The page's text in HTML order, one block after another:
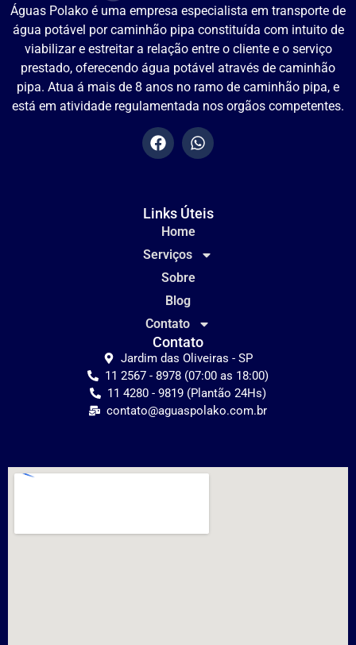
Águas Polako é uma empresa especialista em transporte de
água potável por caminhão pipa constituída com intuito de
viabilizar e estreitar a relação entre o cliente e o serviço
prestado, oferecendo água potável através de caminhão
pipa. Atua á mais de 8 anos no ramo de caminhão pipa, e
está em atividade regulamentada nos orgãos competentes.
Links Úteis
Home
Serviços
Sobre
Blog
Contato
Contato
Jardim das Oliveiras - SP
11 2567 - 8978 (07:00 as 18:00)
11 4280 - 9819 (Plantão 24Hs)
contato@aguaspolako.com.br